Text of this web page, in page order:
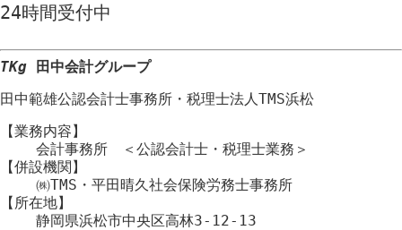
24時間受付中
TKg 田中会計グループ
田中範雄公認会計士事務所 ・ 税理士法人TMS浜松
【業務内容】
会計事務所 ＜公認会計士・税理士業務＞
【併設機関】
㈱TMS・平田晴久社会保険労務士事務所
【所在地】
静岡県浜松市中央区高林3-12-13